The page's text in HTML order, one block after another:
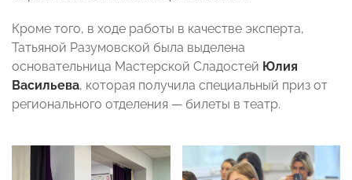
Кроме того, в ходе работы в качестве эксперта,
Татьяной Разумовской была выделена
основательница Мастерской Сладостей Юлия
Васильева, которая получила специальный приз от
регионального отделения — билеты в театр.